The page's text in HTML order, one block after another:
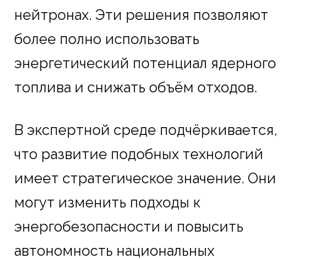
нейтронах. Эти решения позволяют
более полно использовать
энергетический потенциал ядерного
топлива и снижать объём отходов.
В экспертной среде подчёркивается,
что развитие подобных технологий
имеет стратегическое значение. Они
могут изменить подходы к
энергобезопасности и повысить
автономность национальных